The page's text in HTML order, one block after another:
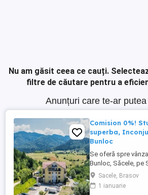
Nu am găsit ceea ce cauți.
filtre de căutare pentru a
Anunțuri care te-ar
Comision 0%!
superba,
Bunloc
Se oferă spre
Bunloc, Săcele, pe
într-un bloc
într-o locație
pădure. Zona
Sacele, Brasov
1 ianuarie